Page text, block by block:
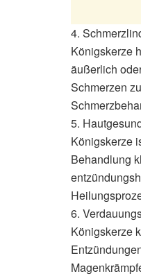
4.
Königskerze
äußerlich
Schmerzen
5.
Königskerze
Behandlung
6.
Königskerze